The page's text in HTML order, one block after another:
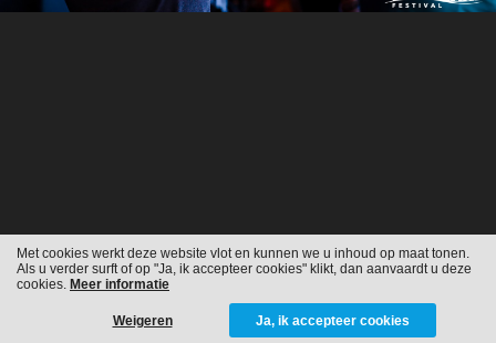
Met cookies werkt deze website vlot en kunnen we u inhoud op maat tonen.
Als u verder surft of op "Ja, ik accepteer cookies" klikt, dan aanvaardt u deze
cookies. Meer informatie
Weigeren Ja, ik accepteer cookies